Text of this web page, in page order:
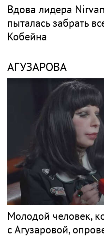
Вдова лидера
пыталась забрать
Кобейна
АГУЗАРОВА
Молодой человек,
с Агузаровой,